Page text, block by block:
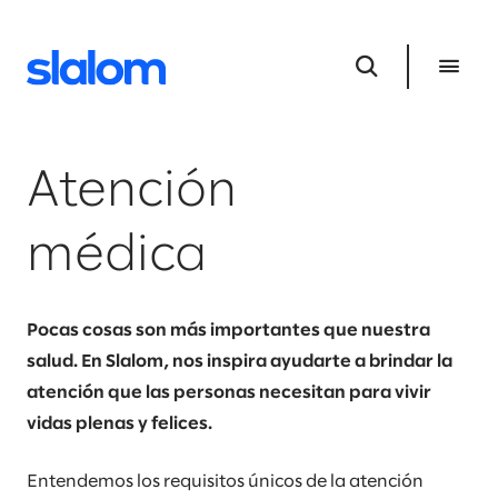
Atención
médica
Pocas cosas son más importantes que nuestra
salud. En Slalom, nos inspira ayudarte a brindar la
atención que las personas necesitan para vivir
vidas plenas y felices.
Entendemos los requisitos únicos de la atención